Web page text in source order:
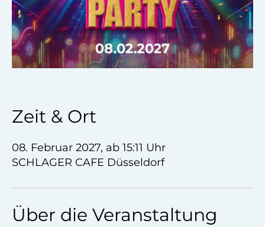
Zeit & Ort
08. Februar 2027, ab 15:11 Uhr
SCHLAGER CAFE Düsseldorf
Über die Veranstaltung